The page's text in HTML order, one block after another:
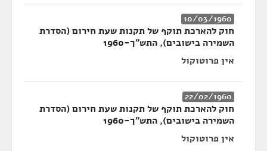
10/03/1960
חוק להארכת תוקף של תקנות שעת חירום (הסדרת
השמירה בישובים), התש"ך-1960
אין פרוטוקול
22/02/1960
חוק להארכת תוקף של תקנות שעת חירום (הסדרת
השמירה בישובים), התש"ך-1960
אין פרוטוקול